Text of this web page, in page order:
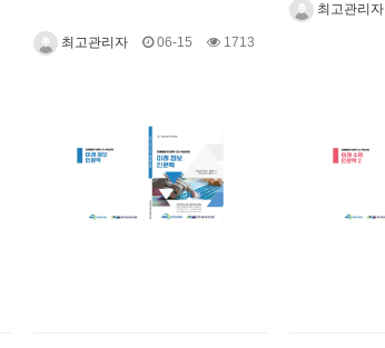
최고관리자 06-15 1713
최고관리자